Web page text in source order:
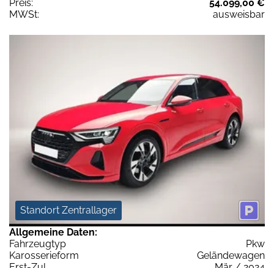
Preis:
54.099,00 €
MWSt:
ausweisbar
Standort Zentrallager
Allgemeine Daten:
Fahrzeugtyp
Pkw
Karosserieform
Geländewagen